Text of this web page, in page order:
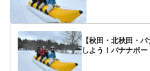
【秋田・北秋田・
しよう！バナナボー